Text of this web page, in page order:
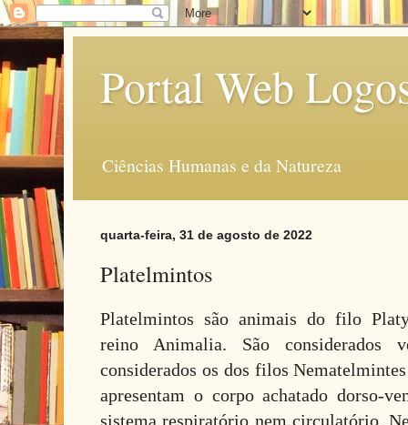
Portal Web
Ciências Humanas e da Natureza
quarta-feira, 31 de agosto de 2022
Platelmintos
Platelmintos são animais do filo
reino Animalia. São considerados
considerados os dos filos
apresentam o corpo achatado dorso-
sistema respiratório nem circulatório.